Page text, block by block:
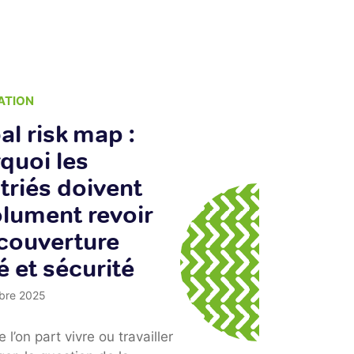
risk map :
les
doivent
revoir
et sécurité
2025
l’on part vivre ou travailler
essentielles
assurance
pour expatriés
Australie avec
Expat
25 septembre 2025
L’assurance santé